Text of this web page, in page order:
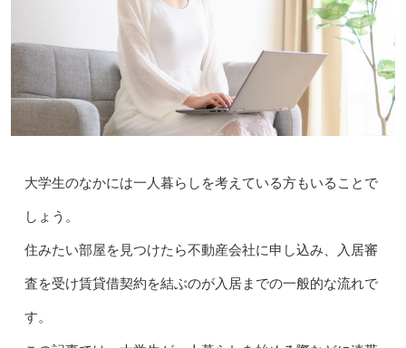
大学生のなかには一人暮らしを考えている方もいることで
しょう。
住みたい部屋を見つけたら不動産会社に申し込み、入居審
査を受け賃貸借契約を結ぶのが入居までの一般的な流れで
す。